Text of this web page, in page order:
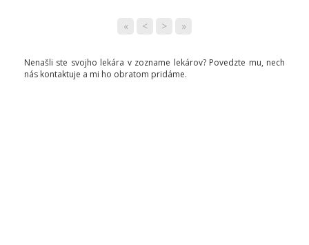
« < > »
Nenašli ste svojho lekára v zozname lekárov? Povedzte mu, nech
nás kontaktuje a mi ho obratom pridáme.